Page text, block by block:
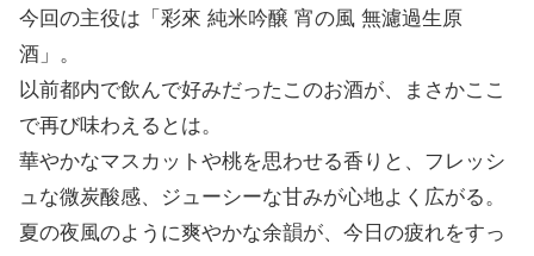
今回の主役は「彩來 純米吟醸 宵の風 無濾過生原
酒」。
以前都内で飲んで好みだったこのお酒が、まさかここ
で再び味わえるとは。
華やかなマスカットや桃を思わせる香りと、フレッシ
ュな微炭酸感、ジューシーな甘みが心地よく広がる。
夏の夜風のように爽やかな余韻が、今日の疲れをすっ